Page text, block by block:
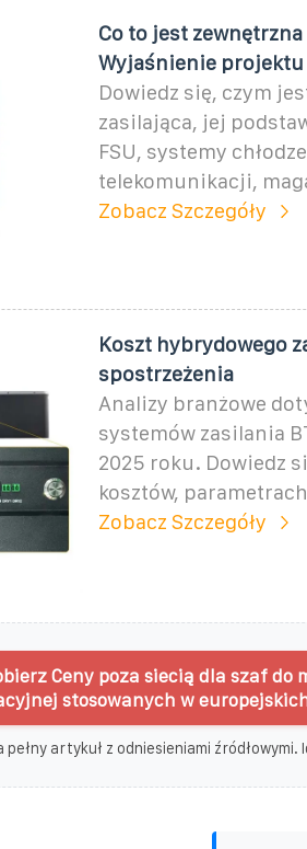
Co to jest
Wyjaśnienie projektu
Dowiedz się, czym
zasilająca, jej
FSU, systemy
telekomunikacji,
Zobacz Szczegóły
Koszt hybrydowego
spostrzeżenia
Analizy branżowe
systemów zasilania
2025 roku. Dowiedz
kosztów,
Zobacz Szczegóły
Ceny poza siecią dla szaf do
stosowanych w
pełny artykuł z odniesieniami